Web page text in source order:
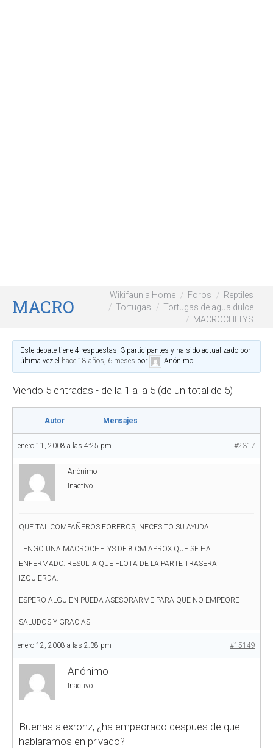
MACROCHELYS
Wikifaunia Home Foros
Reptiles
Tortugas
Tortugas de agua dulce
MACROCHELYS
Este debate tiene 4 respuestas, 3 participantes y ha sido actualizado por
última vez el hace 18 años, 6 meses por Anónimo.
Viendo 5 entradas - de la 1 a la 5 (de un total de 5)
Autor Mensajes
enero 11, 2008 a las 4:25 pm #2317
Anónimo
Inactivo
QUE TAL COMPAÑEROS FOREROS, NECESITO SU AYUDA
TENGO UNA MACROCHELYS DE 8 CM APROX QUE SE HA
ENFERMADO. RESULTA QUE FLOTA DE LA PARTE TRASERA
IZQUIERDA.
ESPERO ALGUIEN PUEDA ASESORARME PARA QUE NO EMPEORE
SALUDOS Y GRACIAS
enero 12, 2008 a las 2:38 pm #15149
Anónimo
Inactivo
Buenas alexronz, ¿ha empeorado despues de que
hablaramos en privado?